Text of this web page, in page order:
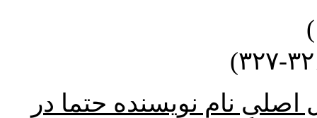
نام نویسنده حتما در